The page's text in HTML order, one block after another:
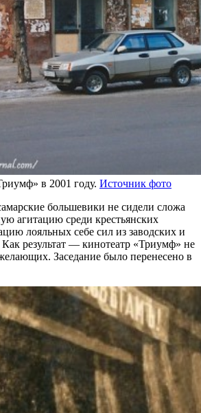
в 2001 году. Источник фото
большевики не сидели сложа
агитацию среди крестьянских
лояльных себе сил из заводских и
результат — кинотеатр «Триумф» не
Заседание было перенесено в